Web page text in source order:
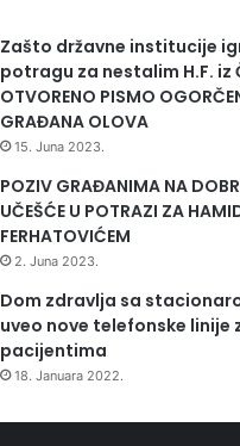
Zašto državne institucije
potragu za nestalim H.F. iz
OTVORENO PISMO
GRAĐANA OLOVA
15. Juna 2023.
POZIV GRAĐANIMA NA
UČEŠĆE U POTRAZI ZA
FERHATOVIĆEM
2. Juna 2023.
Dom zdravlja sa
uveo nove telefonske linije
pacijentima
18. Januara 2022.